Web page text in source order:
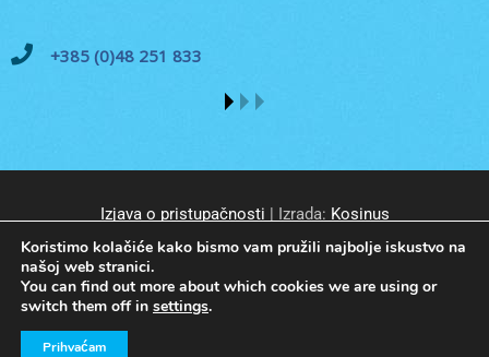
+385 (0)48 251 833
Izjava o pristupačnosti | Izrada: Kosinus
© GKP Komunalac Koprivnica d.o.o. Sva prava pridržana.
Koristimo kolačiće kako bismo vam pružili najbolje iskustvo na
našoj web stranici.
You can find out more about which cookies we are using or
switch them off in settings.
Prihvaćam